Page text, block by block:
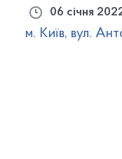
06 січня
м. Київ, вул.